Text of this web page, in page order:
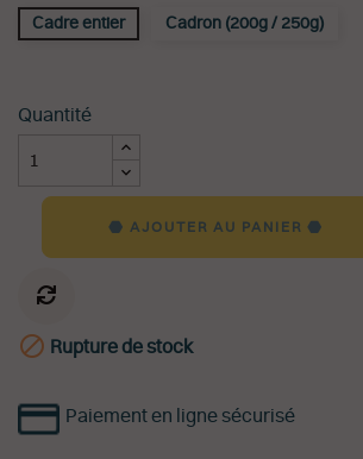
Cadre entier Cadron (200g / 250g)
Quantité
AJOUTER AU PANIER
 Rupture de stock
Paiement en ligne sécurisé